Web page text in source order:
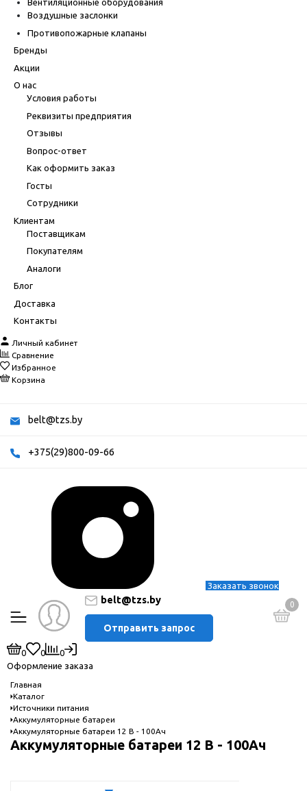
Вентиляционные оборудования
Воздушные заслонки
Противопожарные клапаны
Бренды
Акции
О нас
Условия работы
Реквизиты предприятия
Отзывы
Вопрос-ответ
Как оформить заказ
Госты
Сотрудники
Клиентам
Поставщикам
Покупателям
Аналоги
Блог
Доставка
Контакты
Личный кабинет
Сравнение
Избранное
Корзина
belt@tzs.by
+375(29)800-09-66
Заказать звонок
belt@tzs.by
Отправить запрос
0
0 0
0
Оформление заказа
Главная
Каталог
Источники питания
Аккумуляторные батареи
Аккумуляторные батареи 12 В - 100Ач
Аккумуляторные батареи 12 В - 100Ач